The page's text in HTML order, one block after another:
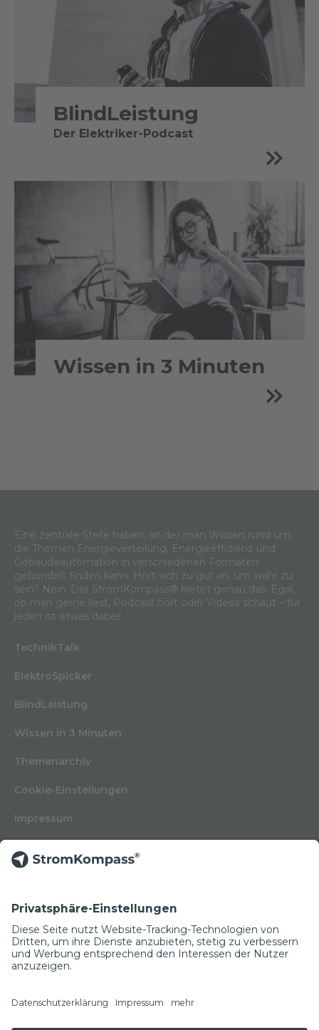
BlindLeistung
Der Elektriker-Podcast
Wissen in 3 Minuten
Eine zentrale Stelle haben, an der man Wissen rund um
die Themen Energieverteilung, Energieeffizienz und
Gebäudeautomation in verschiedenen Formaten
gebündelt finden kann. Hört sich zu gut an, um wahr zu
sein? Nein. Der StromKompass® bietet genau das. Egal,
ob man gerne liest, Podcast hört oder Videos schaut – für
jeden ist etwas dabei!
TechnikTalk
ElektroSpicker
BlindLeistung
Wissen in 3 Minuten
Themenarchiv
Cookie-Einstellungen
Impressum
Kontakt
Glossar